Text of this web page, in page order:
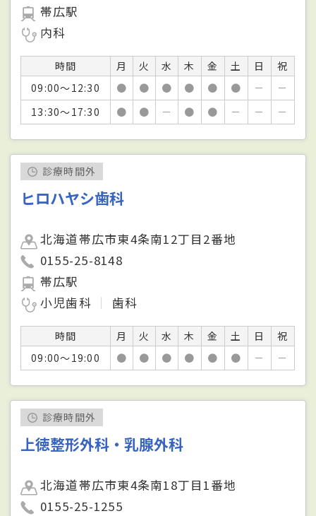
帯広駅
内科
時間 月 火 水 木 金 土 日
祝
09:00～12:30
● ● ● ● ● ● －
－
13:30～17:30
● ● － ● ● － － －
診療時間外
ヒロハヤシ歯科
北海道帯広市東4条南12丁目2番地
0155-25-8148
帯広駅
小児歯科
歯科
時間 月 火 水 木 金 土 日
祝
09:00～19:00
● ● ● ● ● ● － －
診療時間外
上徳整形外科・乳腺外科
北海道帯広市東4条南18丁目1番地
0155-25-1255